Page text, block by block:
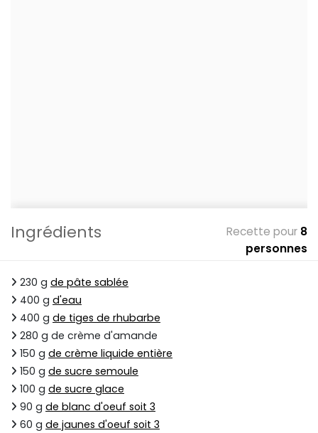
Ingrédients Recette pour 8
personnes
230 g de pâte sablée
400 g d'eau
400 g de tiges de rhubarbe
280 g de crème d'amande
150 g de crème liquide entière
150 g de sucre semoule
100 g de sucre glace
90 g de blanc d'oeuf soit 3
60 g de jaunes d'oeuf soit 3